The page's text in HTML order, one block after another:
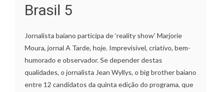
Brasil 5
Jornalista baiano participa de ‘reality show' Marjorie
Moura, jornal A Tarde, hoje. Imprevisível, criativo, bem-
humorado e observador. Se depender destas
qualidades, o jornalista Jean Wyllys, o big brother baiano
entre 12 candidatos da quinta edição do programa, que